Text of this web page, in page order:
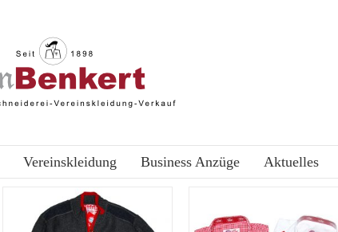
Vereinskleidung Business Anzüge Aktuelles